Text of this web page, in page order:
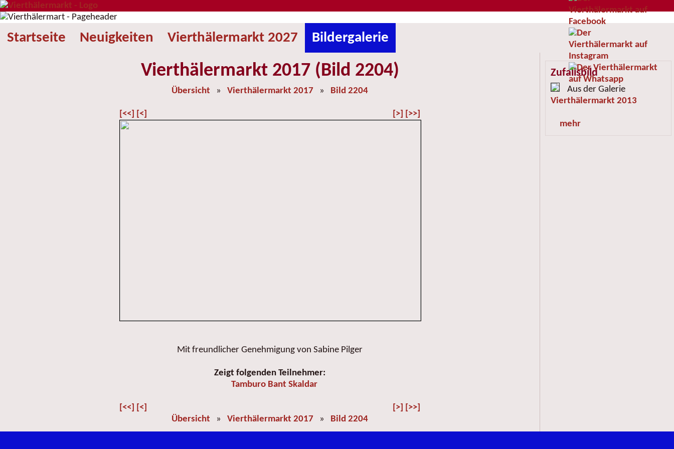
Startseite Neuigkeiten Vierthälermarkt 2027 Bildergalerie
Vierthälermarkt 2017 (Bild 2204)
Übersicht » Vierthälermarkt 2017 » Bild 2204
[<<] [<] [>] [>>]
Mit freundlicher Genehmigung von Sabine Pilger
Zeigt folgenden Teilnehmer:
Tamburo Bant Skaldar
[<<] [<] [>] [>>]
Übersicht » Vierthälermarkt 2017 » Bild 2204
Zufallsbild
Aus der Galerie
Vierthälermarkt 2013
mehr